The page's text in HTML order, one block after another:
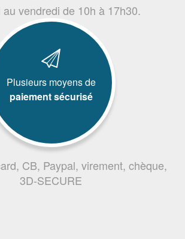
au vendredi de 10h à 17h30.
Plusieurs moyens de
paiement sécurisé
CB, Paypal, virement, chèque,
3D-SECURE